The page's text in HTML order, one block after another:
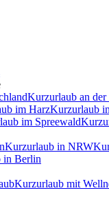
Kurzurlaub an der
im HarzKurzurlaub
im Spreewald
Kurzurlaub in NRW
in Berlin
Kurzurlaub mit